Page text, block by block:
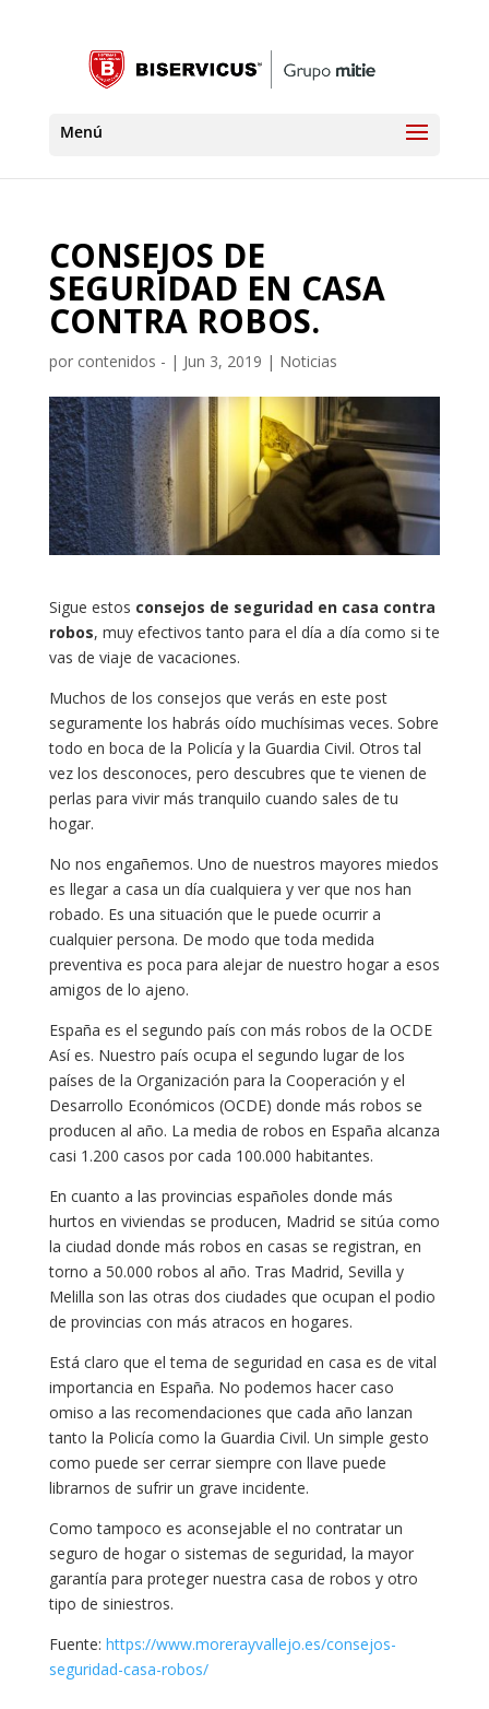
CONSEJOS DE
SEGURIDAD EN CASA
CONTRA ROBOS.
por contenidos - | Jun 3, 2019 | Noticias
Sigue estos consejos de seguridad en casa contra
robos, muy efectivos tanto para el día a día como si te
vas de viaje de vacaciones.
Muchos de los consejos que verás en este post
seguramente los habrás oído muchísimas veces. Sobre
todo en boca de la Policía y la Guardia Civil. Otros tal
vez los desconoces, pero descubres que te vienen de
perlas para vivir más tranquilo cuando sales de tu
hogar.
No nos engañemos. Uno de nuestros mayores miedos
es llegar a casa un día cualquiera y ver que nos han
robado. Es una situación que le puede ocurrir a
cualquier persona. De modo que toda medida
preventiva es poca para alejar de nuestro hogar a esos
amigos de lo ajeno.
España es el segundo país con más robos de la OCDE
Así es. Nuestro país ocupa el segundo lugar de los
países de la Organización para la Cooperación y el
Desarrollo Económicos​ (OCDE) donde más robos se
producen al año. La media de robos en España alcanza
casi 1.200 casos por cada 100.000 habitantes.
En cuanto a las provincias españoles donde más
hurtos en viviendas se producen, Madrid se sitúa como
la ciudad donde más robos en casas se registran, en
torno a 50.000 robos al año. Tras Madrid, Sevilla y
Melilla son las otras dos ciudades que ocupan el podio
de provincias con más atracos en hogares.
Está claro que el tema de seguridad en casa es de vital
importancia en España. No podemos hacer caso
omiso a las recomendaciones que cada año lanzan
tanto la Policía como la Guardia Civil. Un simple gesto
como puede ser cerrar siempre con llave puede
librarnos de sufrir un grave incidente.
Como tampoco es aconsejable el no contratar un
seguro de hogar o sistemas de seguridad, la mayor
garantía para proteger nuestra casa de robos y otro
tipo de siniestros.
Fuente: https://www.morerayvallejo.es/consejos-
seguridad-casa-robos/